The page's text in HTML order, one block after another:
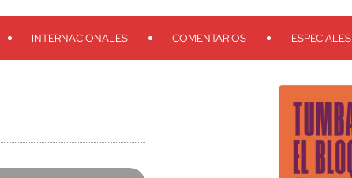
INTERNACIONALES COMENTARIOS ESPECIALES